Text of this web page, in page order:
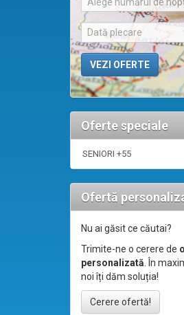
Alege numărul de
Oferte speciale
SENIORI +55
Ofertă
Nu ai găsit ce căutai?
Trimite-ne o cerere de
personalizată. În
noi îți dăm soluția!
Cerere ofertă!